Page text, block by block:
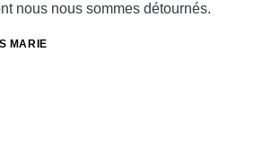
nous nous sommes détournés.
MARIE